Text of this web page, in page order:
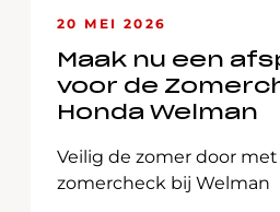
20 MEI 2026
Maak nu een
voor de
Honda Welman
Veilig de zomer door
zomercheck bij Welman